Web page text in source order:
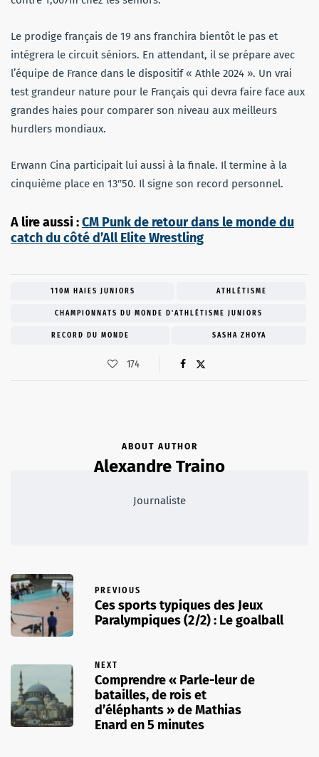
Le prodige français de 19 ans franchira bientôt le pas et
intégrera le circuit séniors. En attendant, il se prépare avec
l’équipe de France dans le dispositif « Athle 2024 ». Un vrai
test grandeur nature pour le Français qui devra faire face aux
grandes haies pour comparer son niveau aux meilleurs
hurdlers mondiaux.
Erwann Cina participait lui aussi à la finale. Il termine à la
cinquième place en 13″50. Il signe son record personnel.
A lire aussi :CM Punk de retour dans le monde du
catch du côté d’All Elite Wrestling
110M HAIES JUNIORS ATHLÉTISME
CHAMPIONNATS DU MONDE D'ATHLÉTISME JUNIORS
RECORD DU MONDE SASHA ZHOYA
174
ABOUT AUTHOR
Alexandre Traino
Journaliste
PREVIOUS
Ces sports typiques des Jeux
Paralympiques (2/2) : Le goalball
NEXT
Comprendre « Parle-leur de
batailles, de rois et
d’éléphants » de Mathias
Enard en 5 minutes